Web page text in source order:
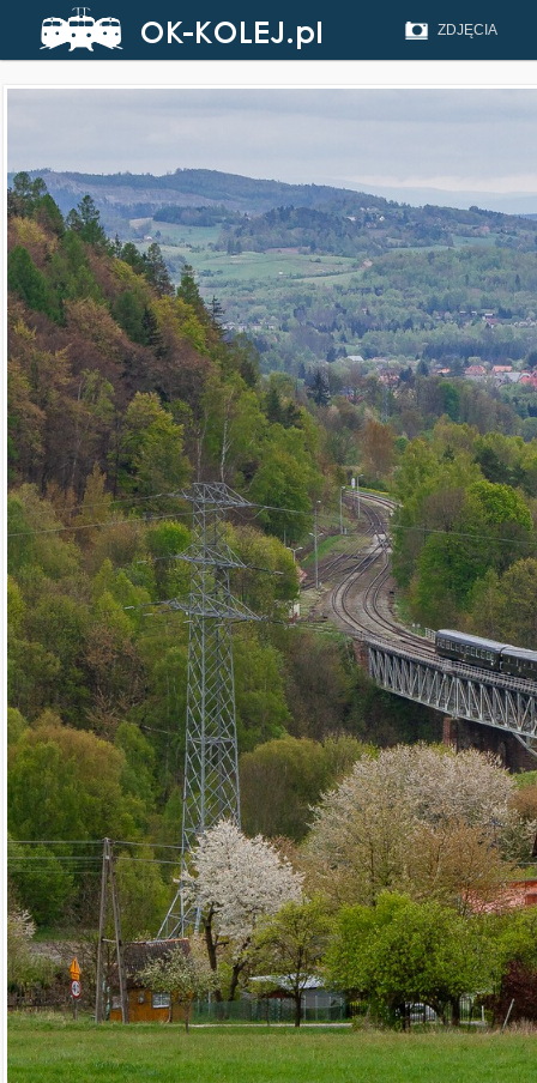
ZDJĘCIA